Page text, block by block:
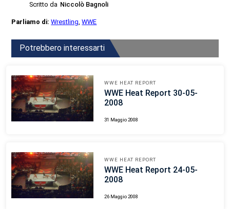
Scritto da Niccolò Bagnoli
Parliamo di:Wrestling,WWE
Potrebbero interessarti
WWE HEAT REPORT
WWE Heat Report 30-05-
2008
31 Maggio 2008
WWE HEAT REPORT
WWE Heat Report 24-05-
2008
26 Maggio 2008